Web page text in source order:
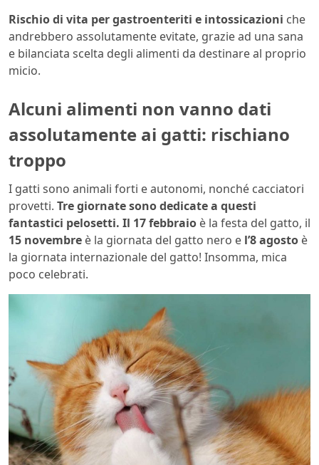
Rischio di vita per gastroenteriti e intossicazioni che
andrebbero assolutamente evitate, grazie ad una sana
e bilanciata scelta degli alimenti da destinare al proprio
micio.
Alcuni alimenti non vanno dati
assolutamente ai gatti: rischiano
troppo
I gatti sono animali forti e autonomi, nonché cacciatori
provetti. Tre giornate sono dedicate a questi
fantastici pelosetti. Il 17 febbraio è la festa del gatto, il
15 novembre è la giornata del gatto nero e l’8 agosto è
la giornata internazionale del gatto! Insomma, mica
poco celebrati.